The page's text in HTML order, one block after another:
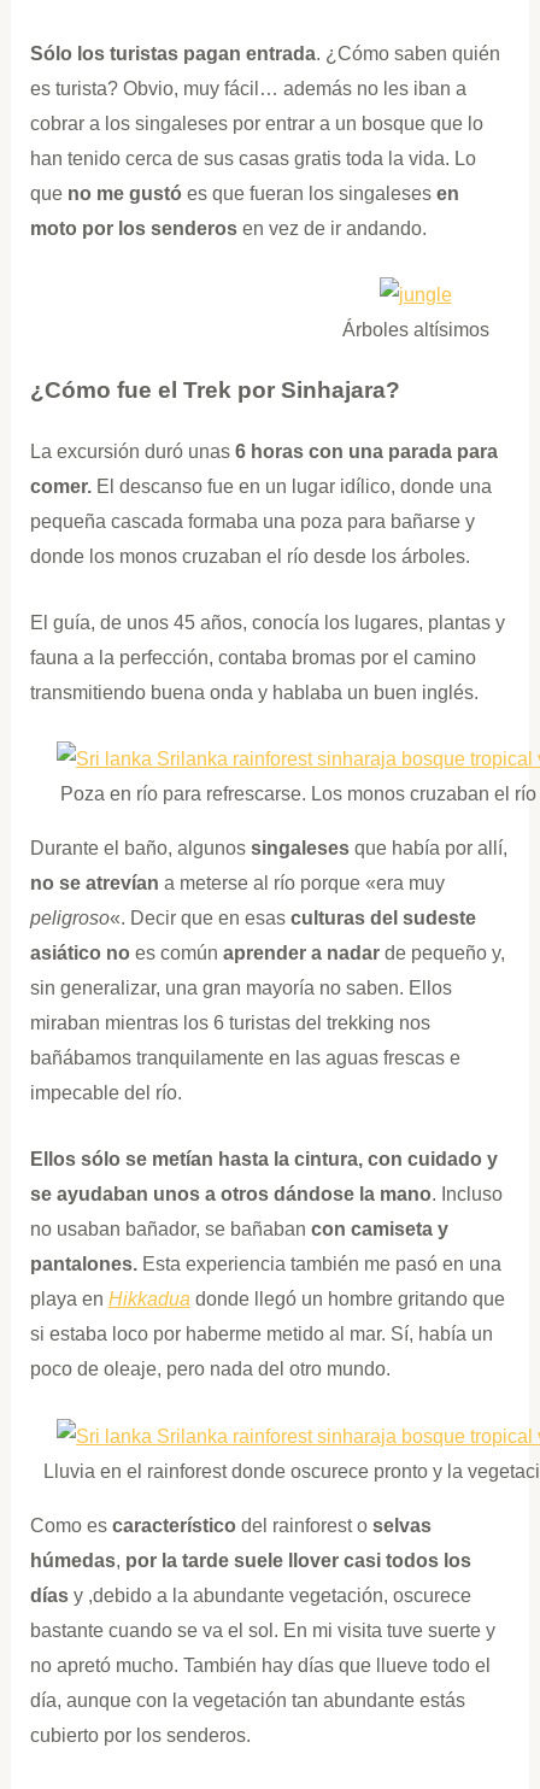
Sólo los turistas pagan entrada. ¿Cómo saben quién
es turista? Obvio, muy fácil… además no les iban a
cobrar a los singaleses por entrar a un bosque que lo
han tenido cerca de sus casas gratis toda la vida. Lo
que no me gustó es que fueran los singaleses en
moto por los senderosen vez de ir andando.
Árboles altísimos
¿Cómo fue el Trek por Sinhajara?
La excursión duró unas6 horas con una parada para
comer. El descanso fue en un lugar idílico, donde una
pequeña cascada formaba una poza para bañarse y
donde los monos cruzaban el río desde los árboles.
El guía, de unos 45 años, conocía los lugares, plantas y
fauna a la perfección, contaba bromas por el camino
transmitiendo buena onda y hablaba un buen inglés.
Poza en río para refrescarse. Los monos cruzaban el
Durante el baño, algunos singaleses que había por allí,
no se atrevían a meterse al río porque «era muy
peligroso«. Decir que en esas culturas del sudeste
asiático no es común aprender a nadarde pequeño y,
sin generalizar, una gran mayoría no saben. Ellos
miraban mientras los 6 turistas del trekking nos
bañábamos tranquilamente en las aguas frescas e
impecable del río.
Ellos sólo se metían hasta la cintura, con cuidado y
se ayudaban unos a otros dándose la mano. Incluso
no usaban bañador, se bañaban con camiseta y
pantalones.Esta experiencia también me pasó en una
playa en Hikkadua donde llegó un hombre gritando que
si estaba loco por haberme metido al mar. Sí, había un
poco de oleaje, pero nada del otro mundo.
Lluvia en el rainforest donde oscurece pronto y la
Como es característico del rainforest o selvas
húmedas, por la tarde suele llover casi todos los
díasy ,debido a la abundante vegetación, oscurece
bastante cuando se va el sol. En mi visita tuve suerte y
no apretó mucho. También hay días que llueve todo el
día, aunque con la vegetación tan abundante estás
cubierto por los senderos.